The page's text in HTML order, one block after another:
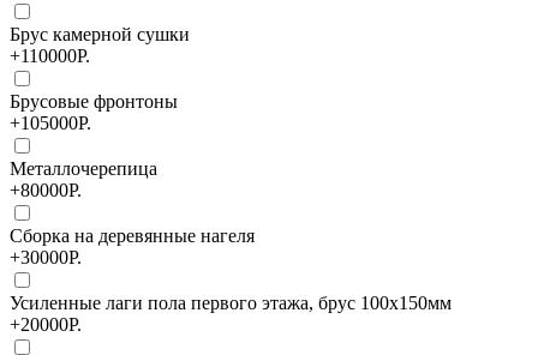
Брус камерной сушки
+110000Р.
Брусовые фронтоны
+105000Р.
Металлочерепица
+80000Р.
Сборка на деревянные нагеля
+30000Р.
Усиленные лаги пола первого этажа, брус 100х150мм
+20000Р.